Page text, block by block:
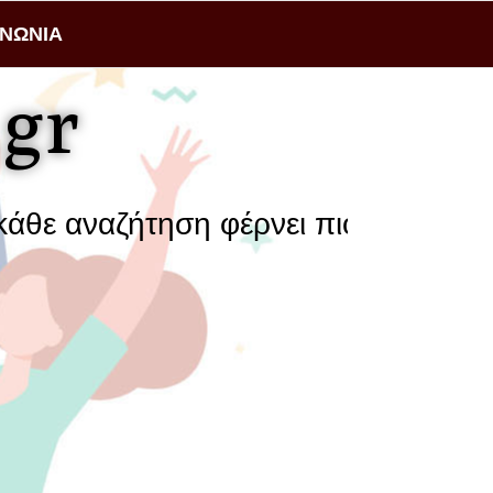
φέρνει πιο κοντά μια